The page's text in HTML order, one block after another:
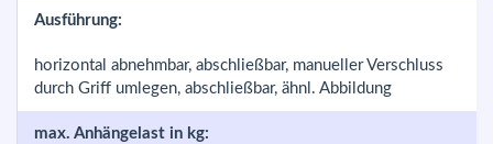
Ausführung:
horizontal abnehmbar, abschließbar, manueller Verschluss
durch Griff umlegen, abschließbar, ähnl. Abbildung
max. Anhängelast in kg: